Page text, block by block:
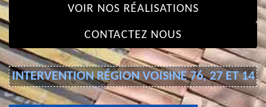
VOIR NOS RÉALISATIONS
CONTACTEZ NOUS
INTERVENTION RÉGION VOISINE 76, 27 ET 14